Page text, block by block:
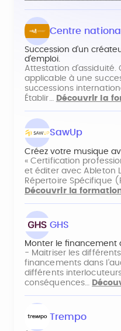
Centre
Succession d’un
d’emploi.
Attestation d’assiduité.
applicable à une
successions
Établir… Découvrir la
SawUp
Créez votre musique
« Certification
et éditer avec Ableton
Répertoire Spécifique
Découvrir la
GHS
Monter le financement
- Maitriser les
financements dans
différents
conséquences…
Trempo